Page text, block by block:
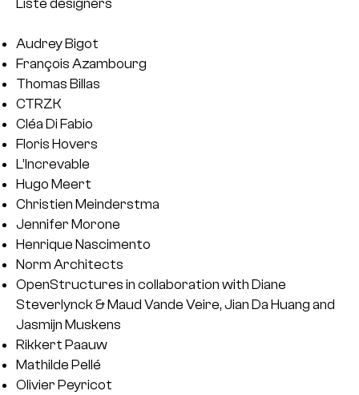
Audrey Bigot
François Azambourg
Thomas Billas
CTRZK
Cléa Di Fabio
Floris Hovers
L’Increvable
Hugo Meert
Christien Meinderstma
Jennifer Morone
Henrique Nascimento
Norm Architects
OpenStructures in collaboration with Diane
Steverlynck & Maud Vande Veire, Jian Da Huang and
Jasmijn Muskens
Rikkert Paauw
Mathilde Pellé
Olivier Peyricot